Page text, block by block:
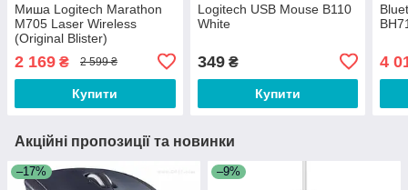
Миша Logitech Marathon
M705 Laser Wireless
(Original Blister)
2 169 ₴ 2 599 ₴
Купити
Logitech USB Mouse B110
White
349₴
Купити
4
Акційні пропозиції та новинки
–17% –9%